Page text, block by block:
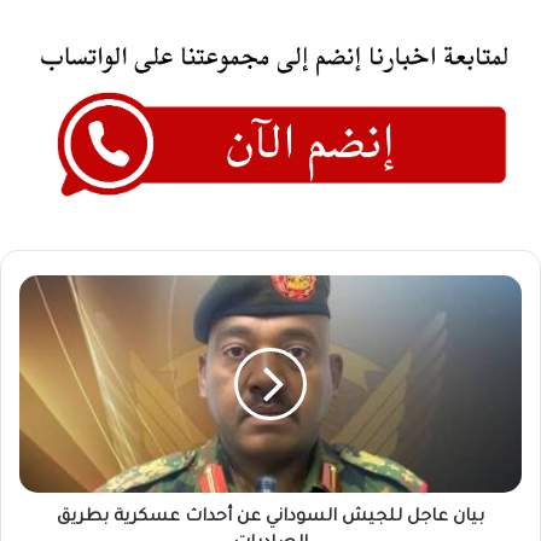
بيان
الصادرات
بيان عاجل للجيش السوداني عن أحداث عسكرية بطريق